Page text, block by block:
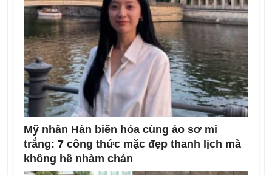
Mỹ nhân Hàn biến hóa cùng áo sơ mi
trắng: 7 công thức mặc đẹp thanh lịch mà
không hề nhàm chán